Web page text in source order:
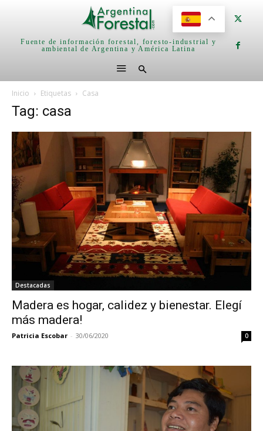
Fuente de información forestal, foresto-industrial y
ambiental de Argentina y América Latina
Inicio Etiquetas Casa
Tag: casa
Destacadas
Madera es hogar, calidez y bienestar. Elegí
más madera!
Patricia Escobar - 30/06/2020 0